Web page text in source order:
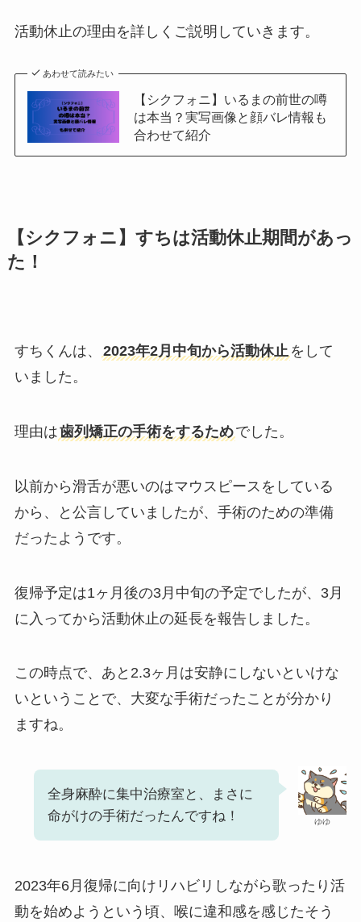
活動休止の理由を詳しくご説明していきます。
あわせて読みたい
【シクフォニ】いるまの前世の噂
は本当？実写画像と顔バレ情報も
合わせて紹介
【シクフォニ】すちは活動休止期間があっ
た！
すちくんは、 2023年2月中旬から活動休止 をして
いました。
理由は歯列矯正の手術をするためでした。
以前から滑舌が悪いのはマウスピースをしている
から、と公言していましたが、手術のための準備
だったようです。
復帰予定は1ヶ月後の3月中旬の予定でしたが、3月
に入ってから活動休止の延長を報告しました。
この時点で、あと2.3ヶ月は安静にしないといけな
いということで、大変な手術だったことが分かり
ますね。
ゆゆ
全身麻酔に集中治療室と、まさに
命がけの手術だったんですね！
2023年6月復帰に向けリハビリしながら歌ったり活
動を始めようという頃、喉に違和感を感じたそう